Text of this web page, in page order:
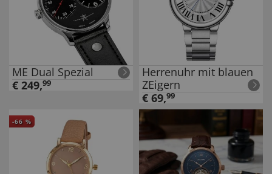
ME Dual Spezial
€ 249,99
Herrenuhr mit blauen
ZEigern
€ 69,99
-66 %